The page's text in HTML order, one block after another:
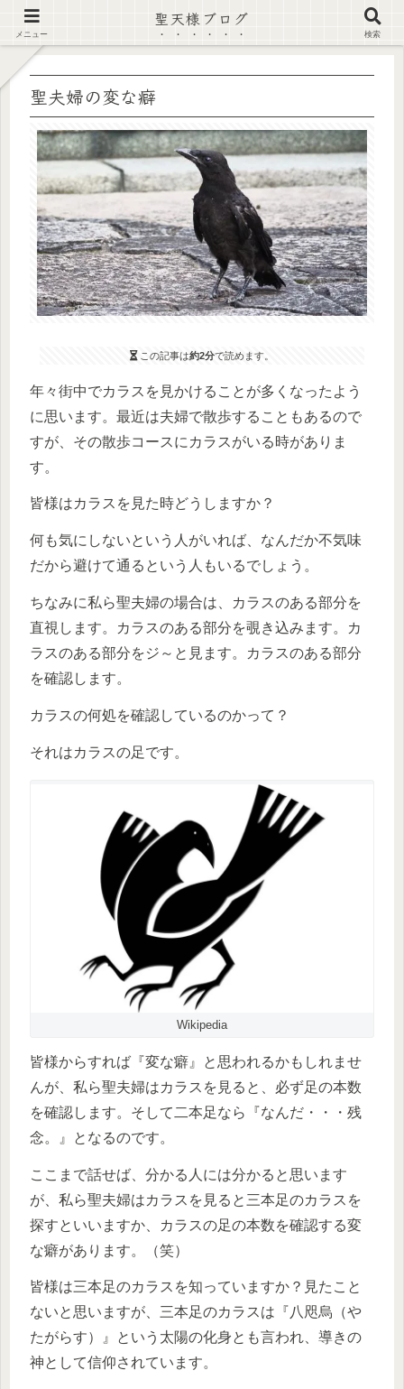
【注意喚起】偽サイト及び偽情報に注意 ▶確認する◀
聖夫婦の変な癖
この記事は約2分で読めます。
年々街中でカラスを見かけることが多くなったよう
に思います。最近は夫婦で散歩することもあるので
すが、その散歩コースにカラスがいる時がありま
す。
皆様はカラスを見た時どうしますか？
何も気にしないという人がいれば、なんだか不気味
だから避けて通るという人もいるでしょう。
ちなみに私ら聖夫婦の場合は、カラスのある部分を
直視します。カラスのある部分を覗き込みます。カ
ラスのある部分をジ～と見ます。カラスのある部分
を確認します。
カラスの何処を確認しているのかって？
それはカラスの足です。
Wikipedia
皆様からすれば『変な癖』と思われるかもしれませ
んが、私ら聖夫婦はカラスを見ると、必ず足の本数
を確認します。そして二本足なら『なんだ・・・残
念。』となるのです。
ここまで話せば、分かる人には分かると思います
が、私ら聖夫婦はカラスを見ると三本足のカラスを
探すといいますか、カラスの足の本数を確認する変
な癖があります。（笑）
皆様は三本足のカラスを知っていますか？見たこと
ないと思いますが、三本足のカラスは『八咫烏（や
たがらす）』という太陽の化身とも言われ、導きの
神として信仰されています。
メニュー
聖天様ブログ
検索